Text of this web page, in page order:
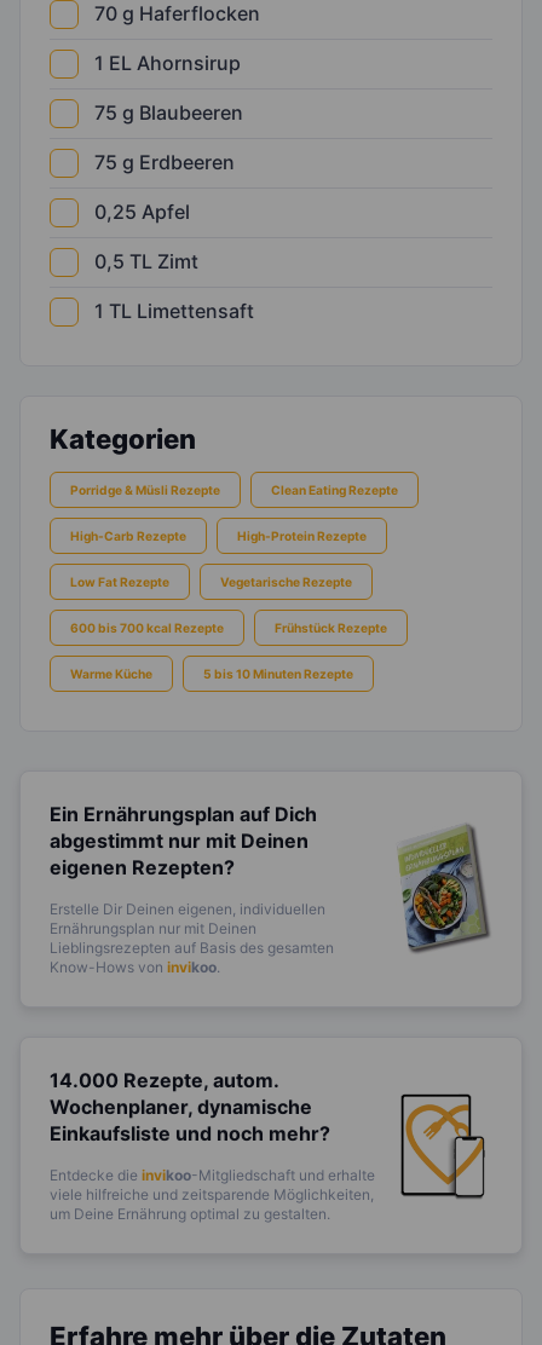
70 g Haferflocken
1 EL Ahornsirup
75 g Blaubeeren
75 g Erdbeeren
0,25 Apfel
0,5 TL Zimt
1 TL Limettensaft
Kategorien
Porridge & Müsli Rezepte Clean Eating Rezepte
High-Carb Rezepte High-Protein Rezepte
Low Fat Rezepte Vegetarische Rezepte
600 bis 700 kcal Rezepte Frühstück Rezepte
Warme Küche 5 bis 10 Minuten Rezepte
Ein Ernährungsplan auf Dich
abgestimmt nur mit Deinen
eigenen Rezepten?
Erstelle Dir Deinen eigenen, individuellen
Ernährungsplan nur mit Deinen
Lieblingsrezepten auf Basis des gesamten
Know-Hows von invikoo
14.000 Rezepte, autom.
Wochenplaner, dynamische
Einkaufsliste und noch mehr?
Entdecke die invikoo-Mitgliedschaft und erhalte
viele hilfreiche und zeitsparende Möglichkeiten,
um Deine Ernährung optimal zu gestalten.
Erfahre mehr über die Zutaten